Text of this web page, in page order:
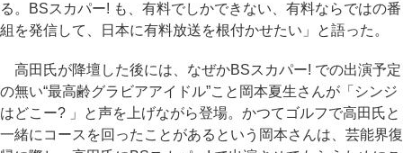
る。BSスカパー! も、有料でしかできない、有料ならではの番
組を発信して、日本に有料放送を根付かせたい」と語った。
高田氏が降壇した後には、なぜかBSスカパー! での出演予定
の無い“最高齢グラビアアイドル”こと岡本夏生さんが「シンジ
はどこー? 」と声を上げながら登場。かつてゴルフで高田氏と
一緒にコースを回ったことがあるという岡本さんは、芸能界復